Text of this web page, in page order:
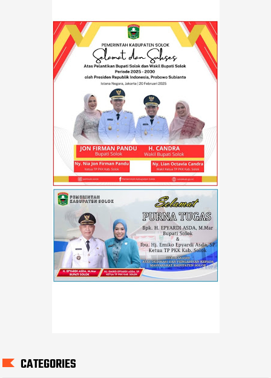
CATEGORIES